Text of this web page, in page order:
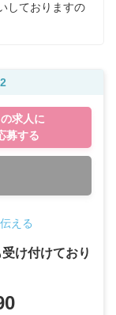
しておりますの
求人に
募する
える
け付けており